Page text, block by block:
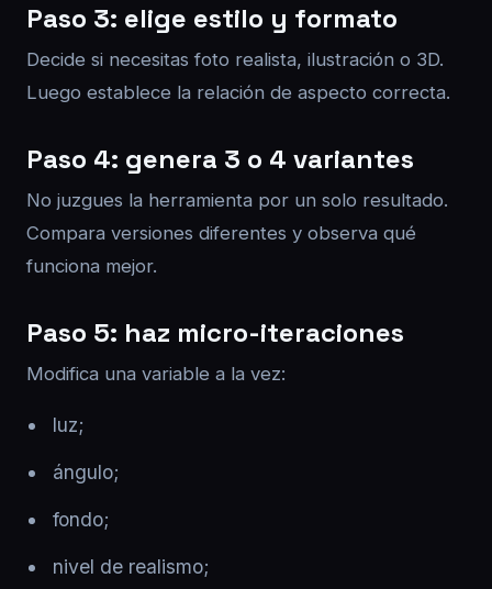
Paso 3: elige estilo y formato
Decide si necesitas foto realista, ilustración o 3D.
Luego establece la relación de aspecto correcta.
Paso 4: genera 3 o 4 variantes
No juzgues la herramienta por un solo resultado.
Compara versiones diferentes y observa qué
funciona mejor.
Paso 5: haz micro-iteraciones
Modifica una variable a la vez:
luz;
ángulo;
fondo;
nivel de realismo;